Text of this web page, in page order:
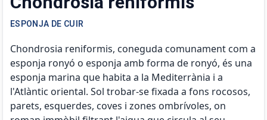
ESPONJA DE CUIR
Chondrosia reniformis, coneguda comunament com a
esponja ronyó o esponja amb forma de ronyó, és una
esponja marina que habita a la Mediterrània i a
l'Atlàntic oriental. Sol trobar-se fixada a fons rocosos,
parets, esquerdes, coves i zones ombrívoles, on